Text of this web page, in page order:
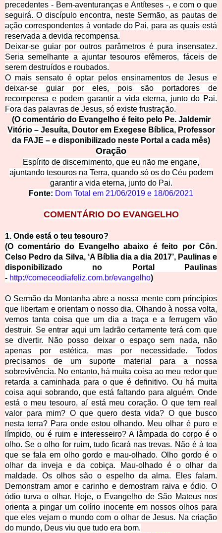
precedentes - Bem-aventuranças e Antíteses -, e com o que
seguirá. O discípulo encontra, neste Sermão, as pautas de
ação correspondentes à vontade do Pai, para as quais está
reservada a devida recompensa.
Deixar-se guiar por outros parâmetros é pura insensatez.
Seria semelhante a ajuntar tesouros efêmeros, fáceis de
serem destruídos e roubados.
O mais sensato é optar pelos ensinamentos de Jesus e
deixar-se guiar por eles, pois são portadores de
recompensa e podem garantir a vida eterna, junto do Pai.
Fora das palavras de Jesus, só existe frustração.
(O comentário do Evangelho é feito pelo Pe. Jaldemir
Vitório – Jesuíta, Doutor em Exegese Bíblica, Professor
da FAJE – e disponibilizado neste Portal a cada mês)
Oração
Espírito de discernimento, que eu não me engane,
ajuntando tesouros na Terra, quando só os do Céu podem
garantir a vida eterna, junto do Pai.
Fonte: Dom Total em 21/06/2019 e 18/06/2021
COMENTÁRIO DO EVANGELHO
1. Onde está o teu tesouro?
(O comentário do Evangelho abaixo é feito por Côn.
Celso Pedro da Silva, ‘A Bíblia dia a dia 2017’, Paulinas e
disponibilizado no Portal Paulinas
- http://comeceodiafeliz.com.br/evangelho)
O Sermão da Montanha abre a nossa mente com princípios
que libertam e orientam o nosso dia. Olhando à nossa volta,
vemos tanta coisa que um dia a traça e a ferrugem vão
destruir. Se entrar aqui um ladrão certamente terá com que
se divertir. Não posso deixar o espaço sem nada, não
apenas por estética, mas por necessidade. Todos
precisamos de um suporte material para a nossa
sobrevivência. No entanto, há muita coisa ao meu redor que
retarda a caminhada para o que é definitivo. Ou há muita
coisa aqui sobrando, que está faltando para alguém. Onde
está o meu tesouro, aí está meu coração. O que tem real
valor para mim? O que quero desta vida? O que busco
nesta terra? Para onde estou olhando. Meu olhar é puro e
límpido, ou é ruim e interesseiro? A lâmpada do corpo é o
olho. Se o olho for ruim, tudo ficará nas trevas. Não é à toa
que se fala em olho gordo e mau-olhado. Olho gordo é o
olhar da inveja e da cobiça. Mau-olhado é o olhar da
maldade. Os olhos são o espelho da alma. Eles falam.
Demonstram amor e carinho e demostram raiva e ódio. O
ódio turva o olhar. Hoje, o Evangelho de São Mateus nos
orienta a pingar um colírio inocente em nossos olhos para
que eles vejam o mundo com o olhar de Jesus. Na criação
do mundo, Deus viu que tudo era bom.